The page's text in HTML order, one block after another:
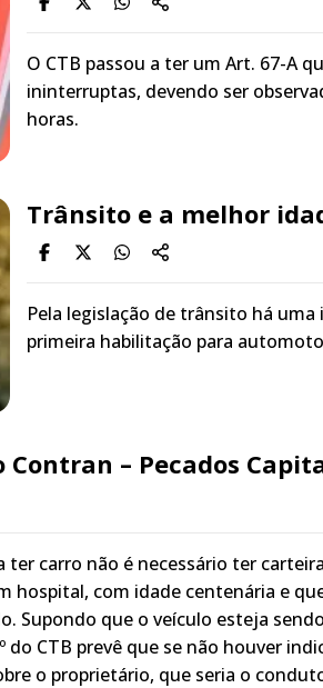
O CTB passou a ter um Art. 67-A
ininterruptas, devendo ser
horas.
Trânsito e a melhor
Pela legislação de trânsito há
primeira habilitação para
Contran – Pecados
ter carro não é necessário ter
hospital, com idade centenária e
Supondo que o veículo esteja
do CTB prevê que se não houver
o proprietário, que seria o